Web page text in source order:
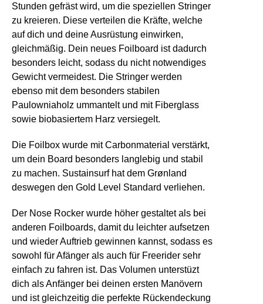
Stunden gefräst wird, um die speziellen Stringer
zu kreieren. Diese verteilen die Kräfte, welche
auf dich und deine Ausrüstung einwirken,
gleichmäßig. Dein neues Foilboard ist dadurch
besonders leicht, sodass du nicht notwendiges
Gewicht vermeidest. Die Stringer werden
ebenso mit dem besonders stabilen
Paulowniaholz ummantelt und mit Fiberglass
sowie biobasiertem Harz versiegelt.
Die Foilbox wurde mit Carbonmaterial verstärkt,
um dein Board besonders langlebig und stabil
zu machen. Sustainsurf hat dem Grønland
deswegen den Gold Level Standard verliehen.
Der Nose Rocker wurde höher gestaltet als bei
anderen Foilboards, damit du leichter aufsetzen
und wieder Auftrieb gewinnen kannst, sodass es
sowohl für Afänger als auch für Freerider sehr
einfach zu fahren ist. Das Volumen unterstüzt
dich als Anfänger bei deinen ersten Manövern
und ist gleichzeitig die perfekte Rückendeckung